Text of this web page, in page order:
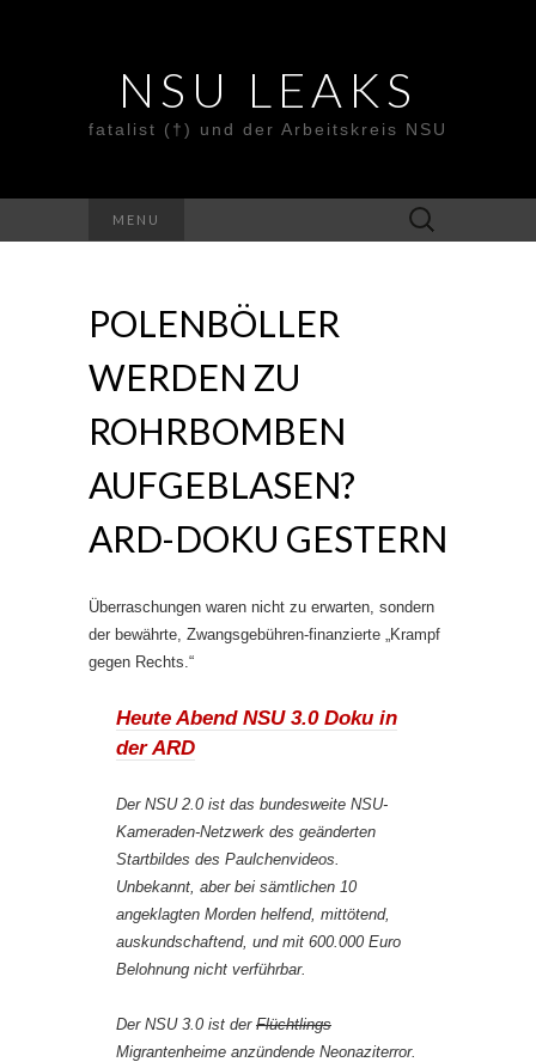
NSU LEAKS
fatalist (†) und der Arbeitskreis NSU
MENU
Suche
nach:
POLENBÖLLER
WERDEN ZU
ROHRBOMBEN
AUFGEBLASEN?
ARD-DOKU GESTERN
Überraschungen waren nicht zu erwarten, sondern
der bewährte, Zwangsgebühren-finanzierte „Krampf
gegen Rechts.“
Heute Abend NSU 3.0 Doku in
der ARD
Der NSU 2.0 ist das bundesweite NSU-
Kameraden-Netzwerk des geänderten
Startbildes des Paulchenvideos.
Unbekannt, aber bei sämtlichen 10
angeklagten Morden helfend, mittötend,
auskundschaftend, und mit 600.000 Euro
Belohnung nicht verführbar.
Der NSU 3.0 ist der Flüchtlings
Migrantenheime anzündende Neonaziterror.